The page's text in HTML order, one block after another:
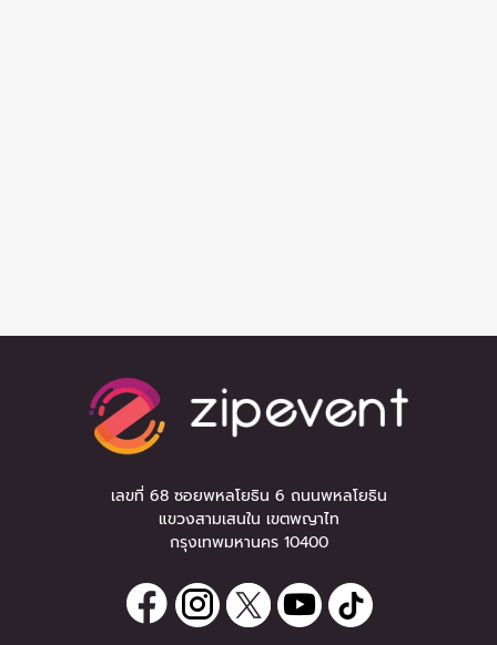
เลขที่ 68 ซอยพหลโยธิน 6 ถนนพหลโยธิน
แขวงสามเสนใน เขตพญาไท
กรุงเทพมหานคร 10400